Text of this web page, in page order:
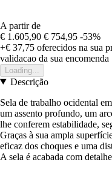
A partir de
€ 1.605,90 € 754,95 -53%
+€ 37,75 oferecidos na sua
validacao da sua encomenda
Loading...
Descrição
Sela de trabalho ocidental
um assento profundo, um
lhe conferem estabilidade,
Graças à sua ampla
eficaz dos choques e uma
A sela é acabada com